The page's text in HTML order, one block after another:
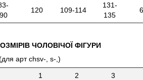
120 109-114
131-
135
ЧОЛОВІЧОЇ ФІГУРИ
арт chsv-, s-,)
1 2 3